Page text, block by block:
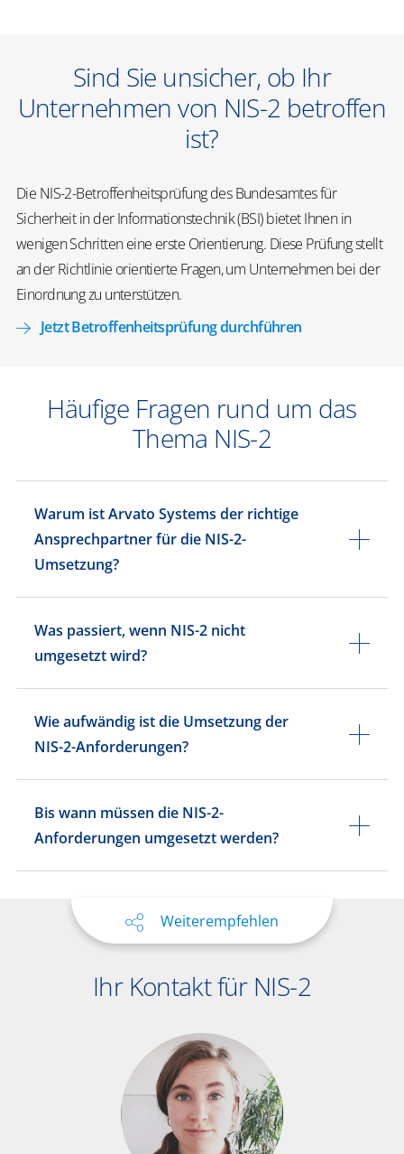
Sind Sie unsicher, ob Ihr
Unternehmen von NIS-2 betroffen
ist?
Die NIS-2-Betroffenheitsprüfung des Bundesamtes für
Sicherheit in der Informationstechnik (BSI) bietet Ihnen in
wenigen Schritten eine erste Orientierung. Diese Prüfung stellt
an der Richtlinie orientierte Fragen, um Unternehmen bei der
Einordnung zu unterstützen.
Jetzt Betroffenheitsprüfung durchführen
Häufige Fragen rund um das
Thema NIS-2
Warum ist Arvato Systems der richtige
Ansprechpartner für die NIS-2-
Umsetzung?
Was passiert, wenn NIS-2 nicht
umgesetzt wird?
Wie aufwändig ist die Umsetzung der
NIS-2-Anforderungen?
Bis wann müssen die NIS-2-
Anforderungen umgesetzt werden?
Weiterempfehlen
Ihr Kontakt für NIS-2